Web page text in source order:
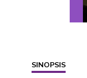
SINOPSIS